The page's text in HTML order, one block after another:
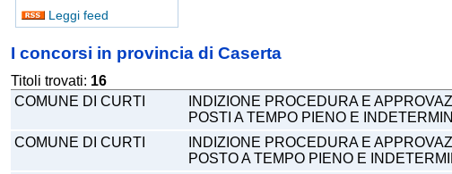
Leggi feed
I concorsi in provincia di Caserta
Titoli trovati: 16
COMUNE DI CURTI
INDIZIONE PROCEDURA E
POSTI A TEMPO PIENO E
COMUNE DI CURTI
INDIZIONE PROCEDURA E
POSTO A TEMPO PIENO E